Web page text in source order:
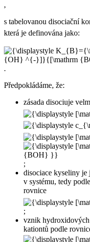
,
s tabelovanou disociační
která je definována jako:
.
Předpokládáme, že:
zásada disociuje
;
disociace kyseliny
v systému, tedy
rovnice
;
vznik
kationtů podle